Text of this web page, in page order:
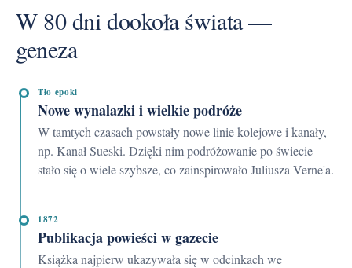
W 80 dni dookoła świata —
geneza
Tło epoki
Nowe wynalazki i wielkie podróże
W tamtych czasach powstały nowe linie kolejowe i kanały,
np. Kanał Sueski. Dzięki nim podróżowanie po świecie
stało się o wiele szybsze, co zainspirowało Juliusza Verne'a.
1872
Publikacja powieści w gazecie
Książka najpierw ukazywała się w odcinkach we